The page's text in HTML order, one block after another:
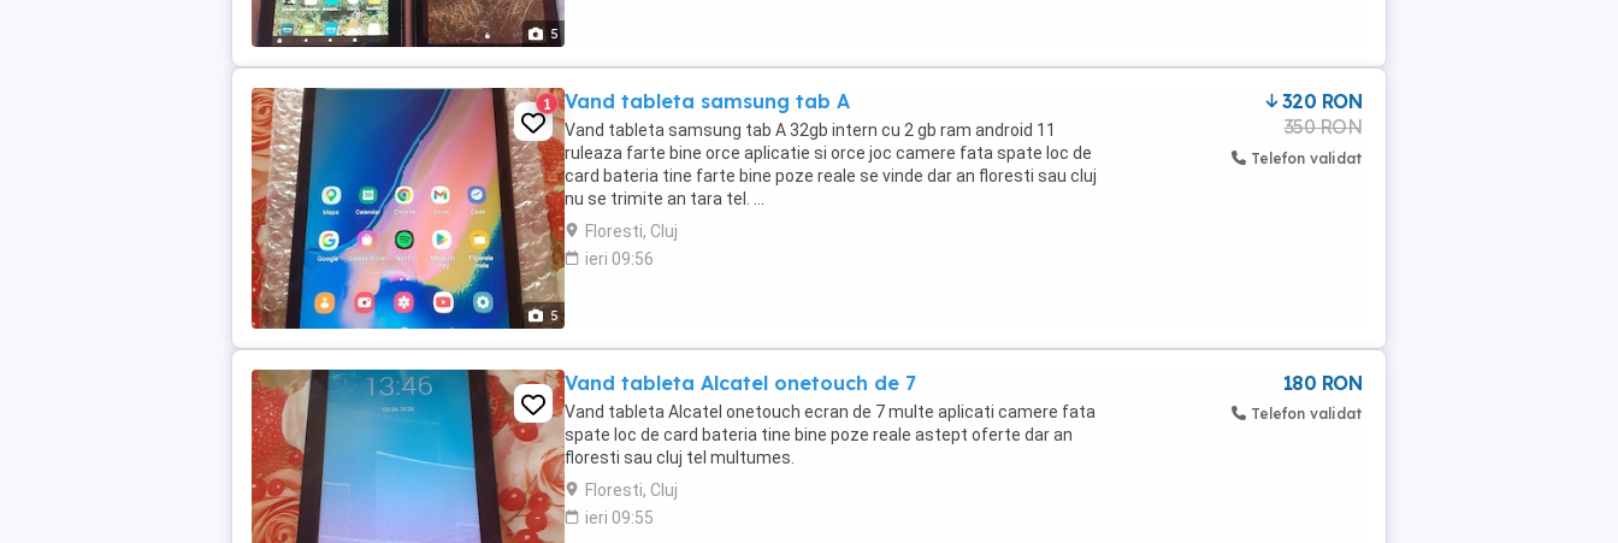
5
5
1 Vand tableta samsung tab A
Vand tableta samsung tab A 32gb intern cu 2 gb ram android 11
ruleaza farte bine orce aplicatie si orce joc camere fata spate loc de
card bateria tine farte bine poze reale se vinde dar an floresti sau cluj
nu se trimite an tara tel. ...
Floresti, Cluj
ieri 09:56
320 RON
350 RON
Telefon validat
Vand tableta Alcatel onetouch de 7
Vand tableta Alcatel onetouch ecran de 7 multe aplicati camere fata
spate loc de card bateria tine bine poze reale astept oferte dar an
floresti sau cluj tel multumes.
Floresti, Cluj
ieri 09:55
180 RON
Telefon validat